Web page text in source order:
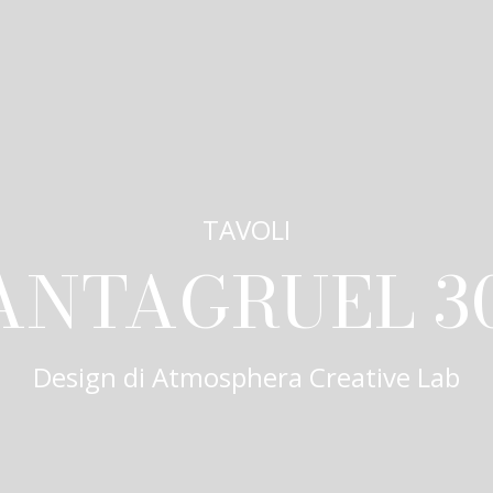
TAVOLI
Design di Atmosphera Creative Lab